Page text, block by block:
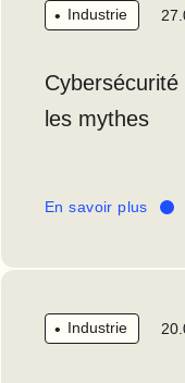
Industrie
les mythes
En savoir plus
Industrie